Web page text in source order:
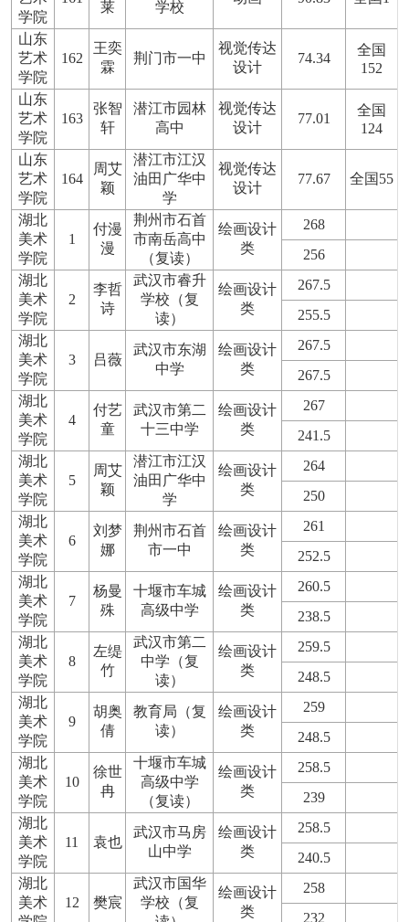
学院
莱 学校
山东
艺术
学院
162
王奕
霖
荆门市一中
视觉传达
设计
74.34
全国
152
山东
艺术
学院
163
张智
轩
潜江市园林
高中
视觉传达
设计
77.01
全国
124
山东
艺术
学院
164
周艾
颖
潜江市江汉
油田广华中
学
视觉传达
设计
77.67 全国55
湖北
美术
学院
1
付漫
漫
荆州市石首
市南岳高中
（复读）
绘画设计
类
268
256
湖北
美术
学院
2
李哲
诗
武汉市睿升
学校（复
读）
绘画设计
类
267.5
255.5
湖北
美术
学院
3 吕薇
武汉市东湖
中学
绘画设计
类
267.5
267.5
湖北
美术
学院
4
付艺
童
武汉市第二
十三中学
绘画设计
类
267
241.5
湖北
美术
学院
5
周艾
颖
潜江市江汉
油田广华中
学
绘画设计
类
264
250
湖北
美术
学院
6
刘梦
娜
荆州市石首
市一中
绘画设计
类
261
252.5
湖北
美术
学院
7
杨曼
殊
十堰市车城
高级中学
绘画设计
类
260.5
238.5
湖北
美术
学院
8
左缇
竹
武汉市第二
中学（复
读）
绘画设计
类
259.5
248.5
湖北
美术
学院
9
胡奥
倩
教育局（复
读）
绘画设计
类
259
248.5
湖北
美术
学院
10
徐世
冉
十堰市车城
高级中学
（复读）
绘画设计
类
258.5
239
湖北
美术
学院
11 袁也
武汉市马房
山中学
绘画设计
类
258.5
240.5
湖北
美术
12 樊宸
武汉市国华
学校（复
绘画设计
类
258
232